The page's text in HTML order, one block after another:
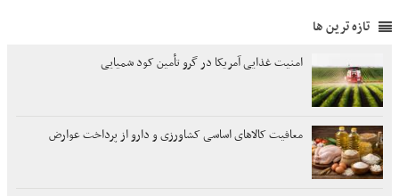
تازه ترین ها
امنیت غذایی آمریکا در گرو تأمین کود شمیایی
معافیت کالاهای اساسی کشاورزی و دارو از پرداخت عوارض